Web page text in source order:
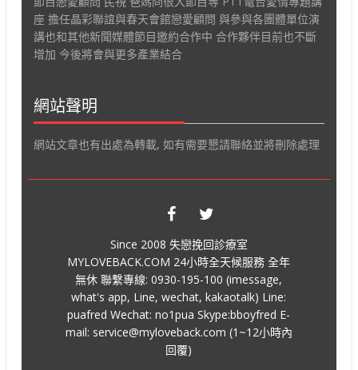
座 擔任晶彩聯誼與春天會館戀愛顧問 與參與各團體單位演
講也和其他新聞媒體節目邀約合作中 合作夥伴目前也不斷
增加 今後將會與更多產業結合
網站聲明
網站文章也有出處為轉載, 如有需要懇請聯絡並將刪除處理
Since 2008 失戀挽回診療室
MYLOVEBACK.COM 24小時全天候服務 全年
無休 聯繫專線: 0930-195-100 (imessage,
what's app, Line, wechat, kakaotalk) Line:
puafred Wechat: no1pua Skype:bboyfred E-
mail: service@myloveback.com (1~12小時內
回覆)